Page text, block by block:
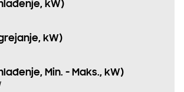
kW)
kW)
Min. - Maks., kW)